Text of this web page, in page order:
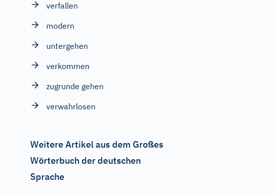
verfallen
modern
untergehen
verkommen
zugrunde gehen
verwahrlosen
Weitere Artikel aus dem Großes
Wörterbuch der deutschen
Sprache